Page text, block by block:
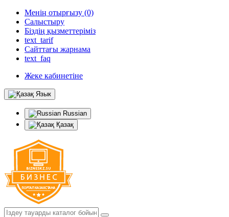
Менің отырғызу (0)
Салыстыру
Біздің қызметтеріміз
text_tarif
Сайттағы жарнама
text_faq
Жеке кабинетіне
Язык
Russian
Қазақ